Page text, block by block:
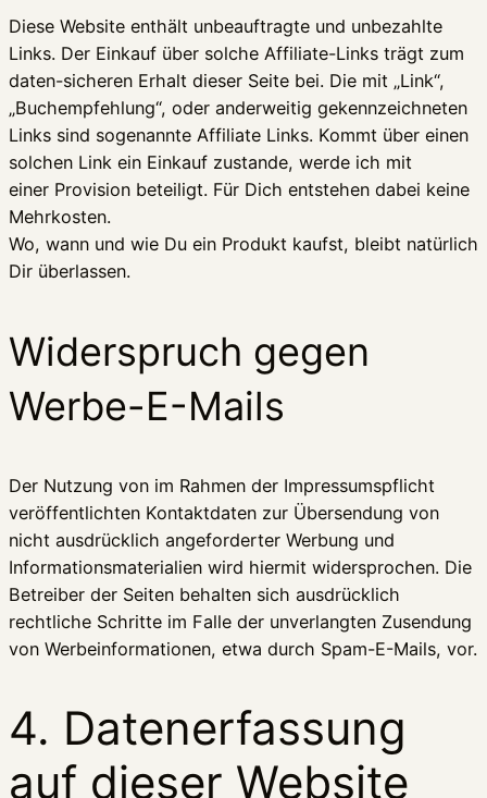
Diese Website enthält unbeauftragte und unbezahlte
Links. Der Einkauf über solche Affiliate-Links trägt zum
daten-sicheren Erhalt dieser Seite bei. Die mit „Link“,
„Buchempfehlung“, oder anderweitig gekennzeichneten
Links sind sogenannte Affiliate Links. Kommt über einen
solchen Link ein Einkauf zustande, werde ich mit
einer Provision beteiligt. Für Dich entstehen dabei keine
Mehrkosten.
Wo, wann und wie Du ein Produkt kaufst, bleibt natürlich
Dir überlassen.
Widerspruch gegen
Werbe-E-Mails
Der Nutzung von im Rahmen der Impressumspflicht
veröffentlichten Kontaktdaten zur Übersendung von
nicht ausdrücklich angeforderter Werbung und
Informationsmaterialien wird hiermit widersprochen. Die
Betreiber der Seiten behalten sich ausdrücklich
rechtliche Schritte im Falle der unverlangten Zusendung
von Werbeinformationen, etwa durch Spam-E-Mails, vor.
4. Datenerfassung
auf dieser Website